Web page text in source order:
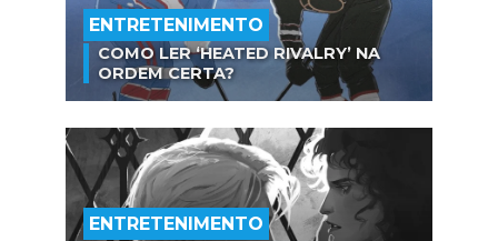
ENTRETENIMENTO
COMO LER ‘HEATED RIVALRY’ NA
ORDEM CERTA?
ENTRETENIMENTO